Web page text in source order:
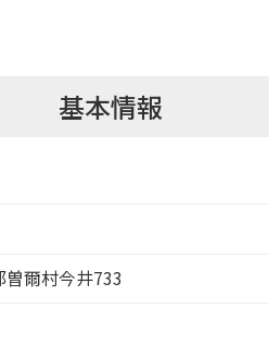
基本情報
曽爾村今井733